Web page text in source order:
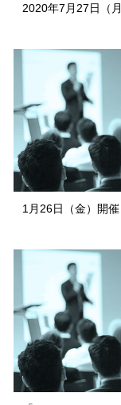
2020年7月27日（
1月26日（金）開